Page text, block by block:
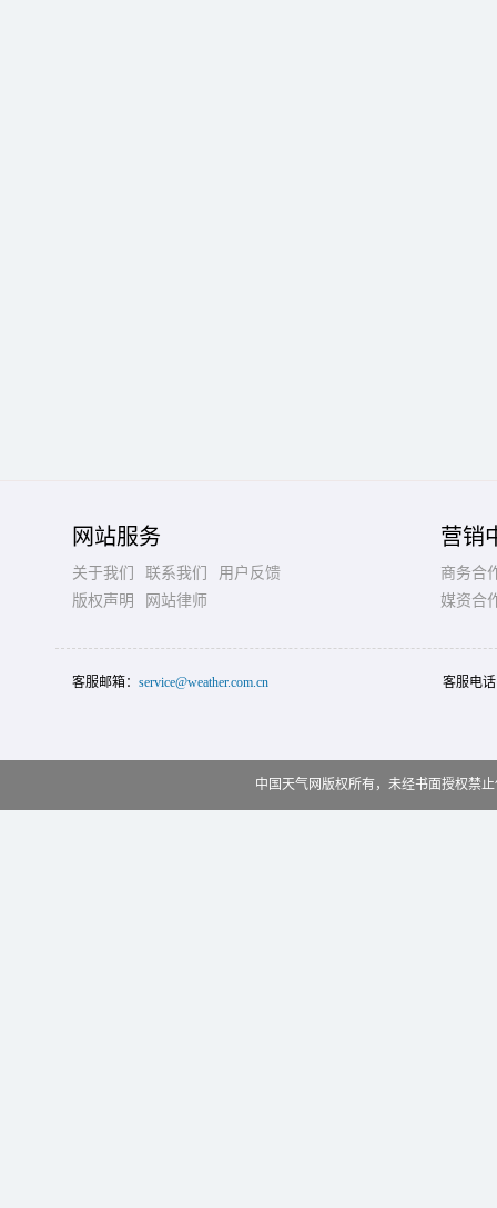
网站服务
关于我们 联系我们
用户反馈
版权声明
网站律师
营销
商务合
媒资合
客服邮箱： service@weather.com.cn 客服电
中国天气网版权所有，未经书面授权